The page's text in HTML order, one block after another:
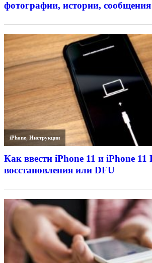
фотографии, истории,
iPhone,Инструкции
Как ввести iPhone 11 и iPhone
восстановления или DFU